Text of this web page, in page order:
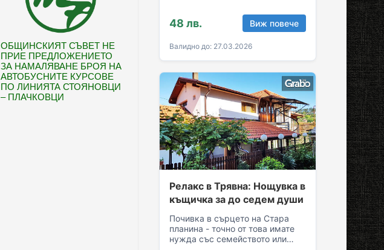
ОБЩИНСКИЯТ СЪВЕТ НЕ
ПРИЕ ПРЕДЛОЖЕНИЕТО
ЗА НАМАЛЯВАНЕ БРОЯ НА
АВТОБУСНИТЕ КУРСОВЕ
ПО ЛИНИЯТА СТОЯНОВЦИ
– ПЛАЧКОВЦИ
култура! Грабни ваучер за…
48 лв. Виж повече
Валидно до: 27.03.2026
Релакс в Трявна: Нощувка в
къщичка за до седем души
Почивка в сърцето на Стара
планина - точно от това имате
нужда със семейството или